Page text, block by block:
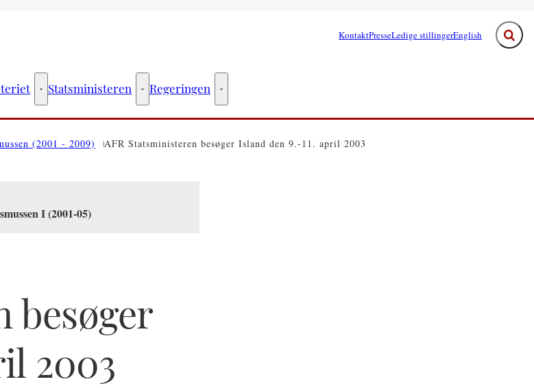
KontaktPresseLedige stillingerEnglish Fold
Statsministeriet - Flere links
Statsministeren Statsministeren - Flere links
Regeringen Regeringen - Flere links
(2001 - 2009) AFR Statsministeren besøger Island den 9.-11. april 2003
I (2001-05)
besøger
2003